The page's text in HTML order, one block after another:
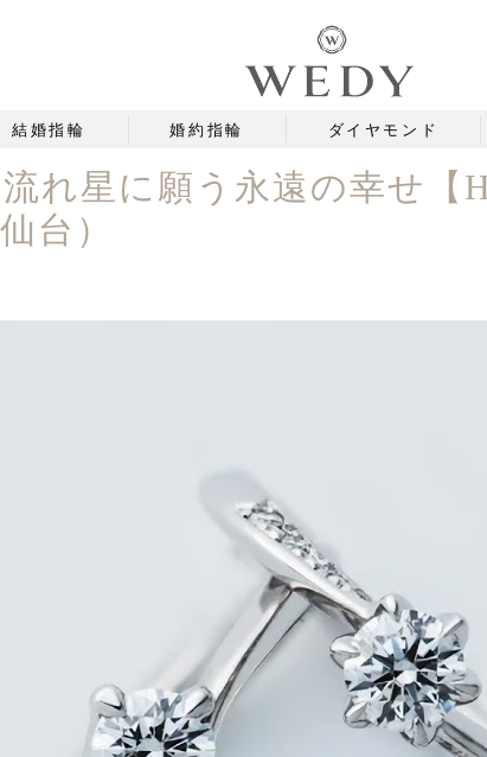
結婚指輪 婚約指輪 ダイヤモンド
流れ星に願う永遠の幸せ
台）